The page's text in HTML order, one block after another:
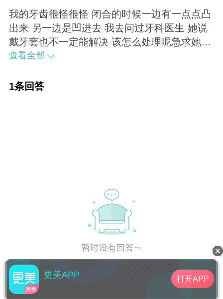
我的牙齿很怪很怪 闭合的时候一边有一点点凸
出来 另一边是凹进去 我去问过牙科医生 她说
戴牙套也不一定能解决 该怎么处理呢急求她说
不一定解决，那就是还有一小部分几率能解
家，有可能就要去尝试。结果怎么样无法预
查看全部
1条回答
更美APP 打开APP